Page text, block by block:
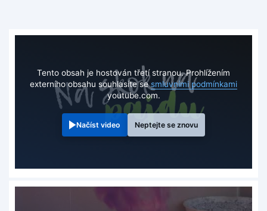
Tento obsah je hostován třetí stranou. Prohlížením
externího obsahu souhlasíte sesmluvními podmínkami
youtube.com.
Načíst video Neptejte se znovu